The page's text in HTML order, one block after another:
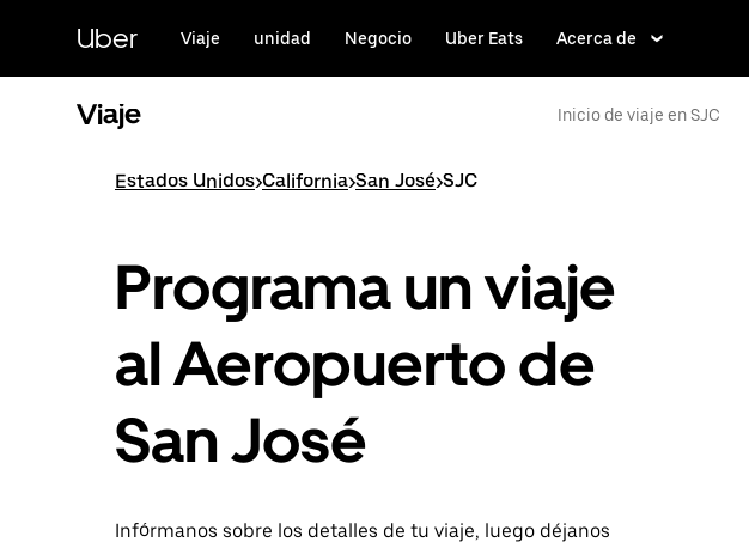
contenido
principal
Uber Viaje unidad Negocio Uber Eats Acerca de
Viaje Inicio de viaje en SJC
Estados Unidos>California>San José>SJC
Programa un viaje
al Aeropuerto de
San José
Infórmanos sobre los detalles de tu viaje, luego déjanos